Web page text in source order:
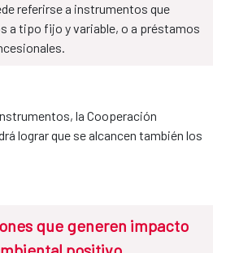
referirse a instrumentos que
a tipo fijo y variable, o a préstamos
la Cooperación
lograr que se alcancen también los
que generen impacto